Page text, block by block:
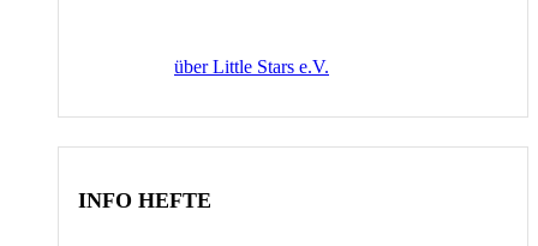
über Little Stars e.V.
INFO HEFTE